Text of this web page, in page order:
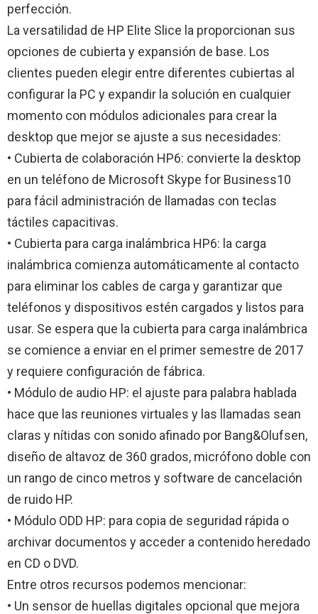
perfección.
La versatilidad de HP Elite Slice la proporcionan sus
opciones de cubierta y expansión de base. Los
clientes pueden elegir entre diferentes cubiertas al
configurar la PC y expandir la solución en cualquier
momento con módulos adicionales para crear la
desktop que mejor se ajuste a sus necesidades:
• Cubierta de colaboración HP6: convierte la desktop
en un teléfono de Microsoft Skype for Business10
para fácil administración de llamadas con teclas
táctiles capacitivas.
• Cubierta para carga inalámbrica HP6: la carga
inalámbrica comienza automáticamente al contacto
para eliminar los cables de carga y garantizar que
teléfonos y dispositivos estén cargados y listos para
usar. Se espera que la cubierta para carga inalámbrica
se comience a enviar en el primer semestre de 2017
y requiere configuración de fábrica.
• Módulo de audio HP: el ajuste para palabra hablada
hace que las reuniones virtuales y las llamadas sean
claras y nítidas con sonido afinado por Bang&Olufsen,
diseño de altavoz de 360 grados, micrófono doble con
un rango de cinco metros y software de cancelación
de ruido HP.
• Módulo ODD HP: para copia de seguridad rápida o
archivar documentos y acceder a contenido heredado
en CD o DVD.
Entre otros recursos podemos mencionar:
• Un sensor de huellas digitales opcional que mejora